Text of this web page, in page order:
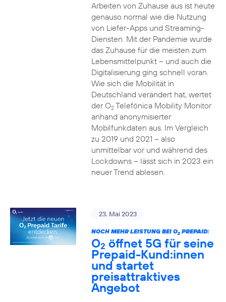
Arbeiten von Zuhause aus ist heute
genauso normal wie die Nutzung
von Liefer-Apps und Streaming-
Diensten. Mit der Pandemie wurde
das Zuhause für die meisten zum
Lebensmittelpunkt – und auch die
Digitalisierung ging schnell voran.
Wie sich die Mobilität in
Deutschland verändert hat, wertet
der O2Telefónica Mobility Monitor
anhand anonymisierter
Mobilfunkdaten aus. Im Vergleich
zu 2019 und 2021 – also
unmittelbar vor und während des
Lockdowns – lässt sich in 2023 ein
neuer Trend ablesen.
23. Mai 2023
NOCH MEHR LEISTUNG BEI O2PREPAID:
O2 öffnet 5G für seine
Prepaid-Kund:innen
und startet
preisattraktives
Angebot